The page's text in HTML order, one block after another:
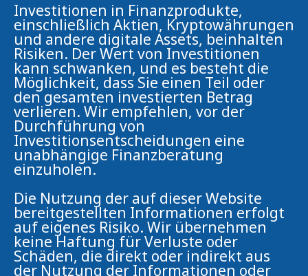
Investitionen in Finanzprodukte,
einschließlich Aktien, Kryptowährungen
und andere digitale Assets, beinhalten
Risiken. Der Wert von Investitionen
kann schwanken, und es besteht die
Möglichkeit, dass Sie einen Teil oder
den gesamten investierten Betrag
verlieren. Wir empfehlen, vor der
Durchführung von
Investitionsentscheidungen eine
unabhängige Finanzberatung
einzuholen.
Die Nutzung der auf dieser Website
bereitgestellten Informationen erfolgt
auf eigenes Risiko. Wir übernehmen
keine Haftung für Verluste oder
Schäden, die direkt oder indirekt aus
der Nutzung der Informationen oder